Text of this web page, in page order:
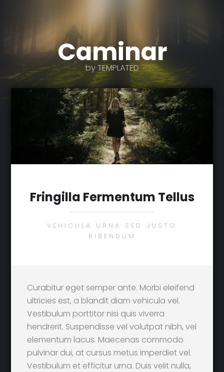
Caminar
by TEMPLATED
Fringilla Fermentum Tellus
VEHICULA URNA SED JUSTO
BIBENDUM
Curabitur eget semper ante. Morbi eleifend
ultricies est, a blandit diam vehicula vel.
Vestibulum porttitor nisi quis viverra
hendrerit. Suspendisse vel volutpat nibh, vel
elementum lacus. Maecenas commodo
pulvinar dui, at cursus metus imperdiet vel.
Vestibulum et efficitur urna. Duis velit nulla,